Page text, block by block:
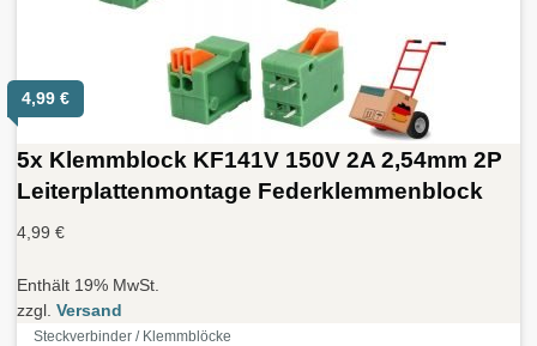
4,99 €
5x Klemmblock KF141V 150V 2A 2,54mm 2P
Leiterplattenmontage Federklemmenblock
4,99 €
Enthält 19% MwSt.
zzgl. Versand
Steckverbinder / Klemmblöcke